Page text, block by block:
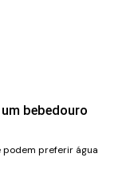
bebedouro
podem preferir água